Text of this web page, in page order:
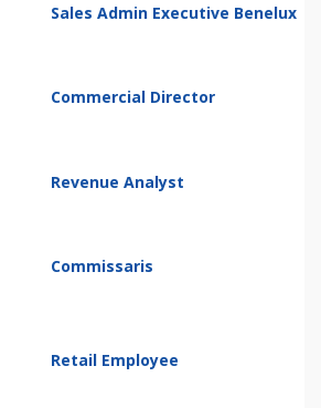
Sales Admin Executive Benelux
Commercial Director
Revenue Analyst
Commissaris
Retail Employee